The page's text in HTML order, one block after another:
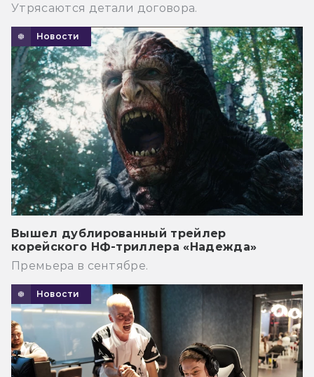
Утрясаются детали договора.
Новости
Вышел дублированный трейлер
корейского НФ-триллера «Надежда»
Премьера в сентябре.
Новости